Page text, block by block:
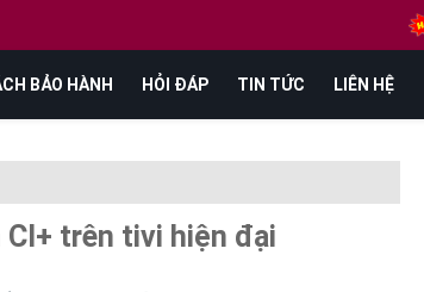
BẢO HÀNH HỎI ĐÁP TIN TỨC LIÊN HỆ
CI+ trên tivi hiện đại